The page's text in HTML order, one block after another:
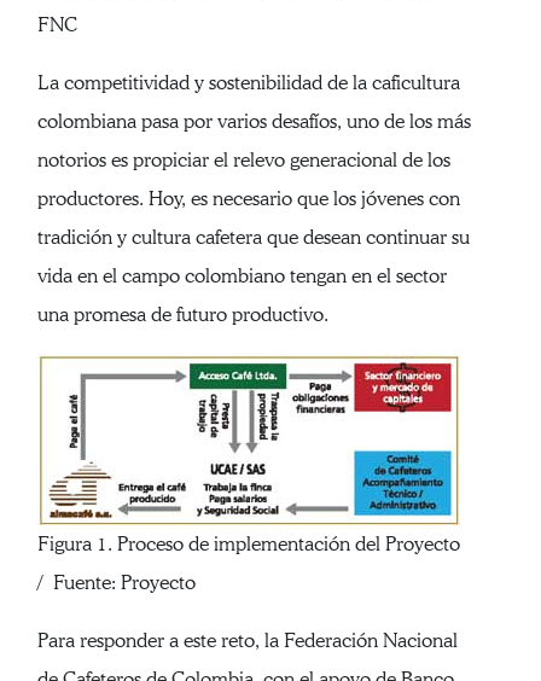
FNC
La competitividad y sostenibilidad de la caficultura
colombiana pasa por varios desafíos, uno de los más
notorios es propiciar el relevo generacional de los
productores. Hoy, es necesario que los jóvenes con
tradición y cultura cafetera que desean continuar su
vida en el campo colombiano tengan en el sector
una promesa de futuro productivo.
Figura 1. Proceso de implementación del Proyecto
/ Fuente: Proyecto
Para responder a este reto, la Federación Nacional